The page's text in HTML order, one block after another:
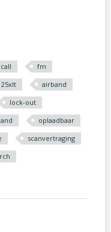
fm
airband
lock-out
oplaadbaar
scanvertraging